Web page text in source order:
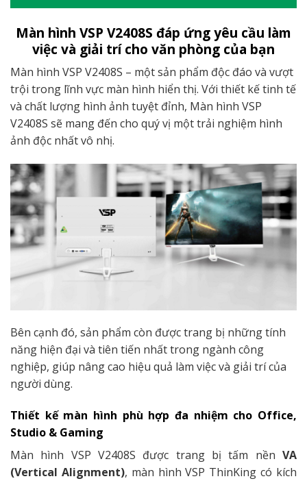
Màn hình VSP V2408S đáp ứng yêu cầu làm
việc và giải trí cho văn phòng của bạn
Màn hình VSP V2408S – một sản phẩm độc đáo và vượt
trội trong lĩnh vực màn hình hiển thị. Với thiết kế tinh tế
và chất lượng hình ảnh tuyệt đỉnh, Màn hình VSP
V2408S sẽ mang đến cho quý vị một trải nghiệm hình
ảnh độc nhất vô nhị.
Bên cạnh đó, sản phẩm còn được trang bị những tính
năng hiện đại và tiên tiến nhất trong ngành công
nghiệp, giúp nâng cao hiệu quả làm việc và giải trí của
người dùng.
Thiết kế màn hình phù hợp đa nhiệm cho Office,
Studio & Gaming
Màn hình VSP V2408S được trang bị tấm nền VA
(Vertical Alignment), màn hình VSP ThinKing có kích